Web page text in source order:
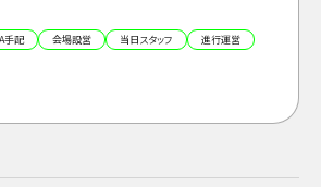
手配 会場設営 当日スタッフ
進行運営